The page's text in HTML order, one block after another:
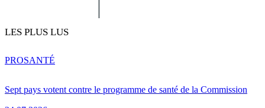
LES PLUS LUS
Sept pays votent contre le programme de santé de la Commission
PROSANTÉ